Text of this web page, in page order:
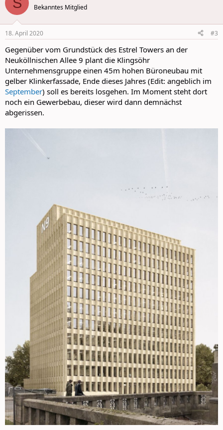
i
s
Bekanntes Mitglied
18. April 2020 #3
Gegenüber vom Grundstück des Estrel Towers an der
Neuköllnischen Allee 9 plant die Klingsöhr
Unternehmensgruppe einen 45m hohen Büroneubau mit
gelber Klinkerfassade, Ende dieses Jahres (Edit: angeblich im
September) soll es bereits losgehen. Im Moment steht dort
noch ein Gewerbebau, dieser wird dann demnächst
abgerissen.